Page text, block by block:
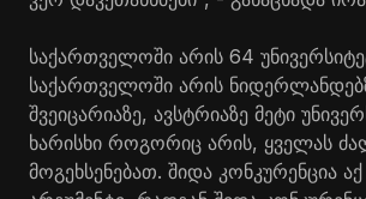
საქართველოში არის 64
საქართველოში არის
შვეიცარიაზე, ავსტრიაზე მეტი
ხარისხი როგორიც არის, ყველას
მოგეხსენებათ. შიდა კონკურენცია